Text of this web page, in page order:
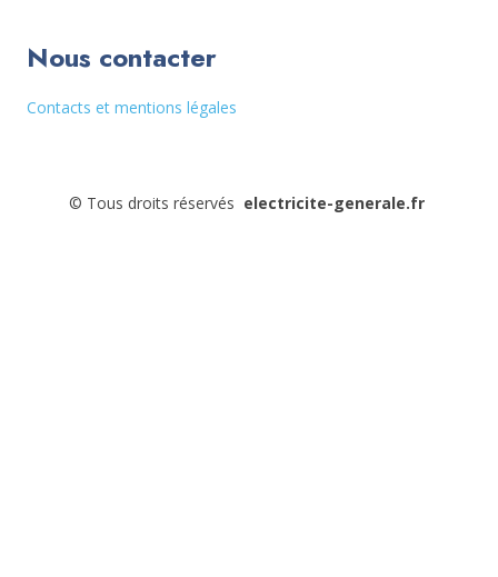
Nous contacter
Contacts et mentions légales
© Tous droits réservés electricite-generale.fr